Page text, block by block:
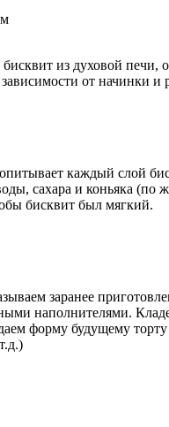
из духовой печи,
от начинки и
каждый слой
сахара и коньяка (по
бисквит был мягкий.
заранее
наполнителями.
форму будущему торту